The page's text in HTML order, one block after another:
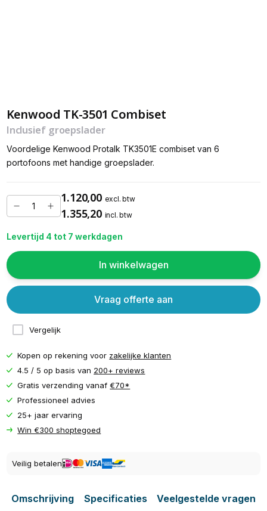
Kenwood TK-3501 Combiset
Inclusief groepslader
Voordelige Kenwood Protalk TK3501E combiset van 6
portofoons met handige groepslader.
1.120,00 excl. btw
1.355,20 incl. btw
Levertijd 4 tot 7 werkdagen
In winkelwagen
Vergelijk
Vraag offerte aan
Kopen op rekening voor zakelijke klanten
4.5 / 5 op basis van 200+ reviews
Gratis verzending vanaf€70*
Professioneel advies
25+ jaar ervaring
Win €300 shoptegoed
Veilig betalen
Omschrijving Specificaties Veelgestelde vragen